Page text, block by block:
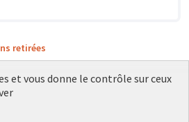
retirées
et vous donne le contrôle sur ceux